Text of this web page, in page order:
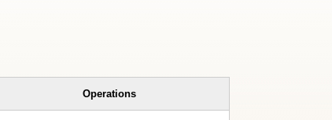
Operations